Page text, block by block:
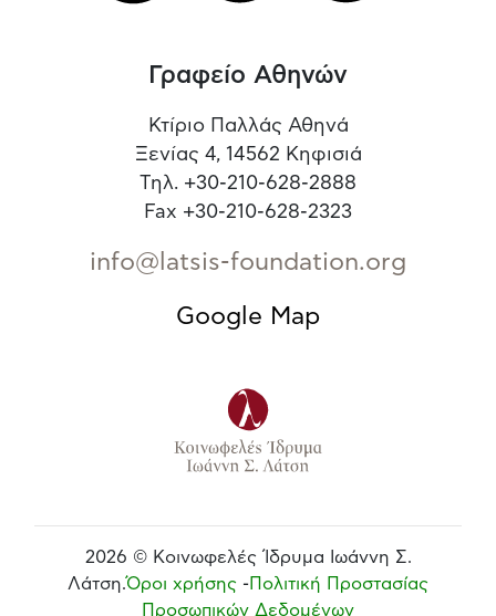
Γραφείο Αθηνών
Κτίριο Παλλάς Αθηνά
Ξενίας 4, 14562 Κηφισιά
Τηλ. +30-210-628-2888
Fax +30-210-628-2323
info@latsis-foundation.org
Google Map
2026 © Κοινωφελές Ίδρυμα Ιωάννη Σ.
Λάτση.Όροι χρήσης -Πολιτική Προστασίας
Προσωπικών Δεδομένων